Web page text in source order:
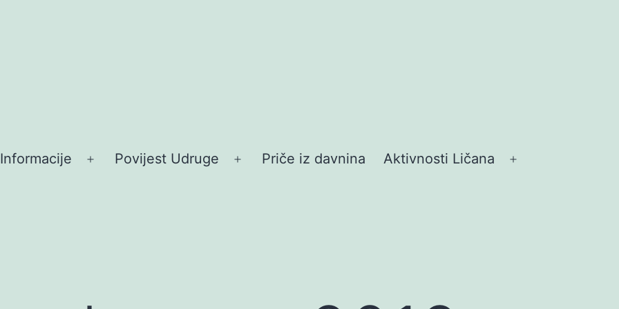
Informacije
OtvoriPovijest Udruge
OtvoriPriče iz davnina Aktivnosti Ličana
Otvori